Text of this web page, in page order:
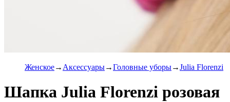
Женское Аксессуары Головные уборы Julia Florenzi
Шапка Julia Florenzi розовая